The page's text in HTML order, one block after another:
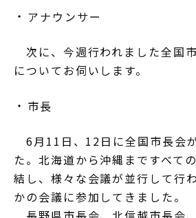
アナウンサー
次に、今週行われました全国
についてお伺いします。
市長
6月11日、12日に全国市長会
た。北海道から沖縄まですべて
結し、様々な会議が並行して行
かの会議に参加してきました。